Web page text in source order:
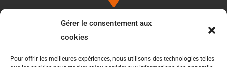
Gérer le consentement aux
cookies
Pour offrir les meilleures expériences, nous utilisons des technologies telles
1052b les Touilleres 85440 Talmont saint hilaire